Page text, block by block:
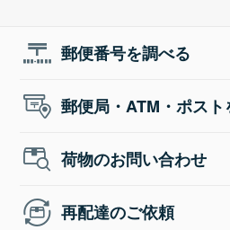
郵便番号を調べる
郵便局・ATM・ポス
荷物のお問い合わせ
再配達のご依頼